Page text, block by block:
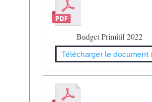
Budget Primitif 2022
Télécharger le document